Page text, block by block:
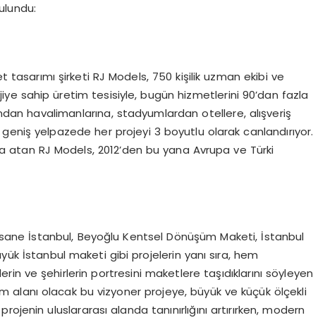
tasarımı şirketi RJ Models, 750 kişilik uzman ekibi ve
sahip üretim tesisiyle, bugün hizmetlerini 90’dan fazla
havalimanlarına, stadyumlardan otellere, alışveriş
yelpazede her projeyi 3 boyutlu olarak canlandırıyor.
RJ Models, 2012’den bu yana Avrupa ve Türki
İstanbul, Beyoğlu Kentsel Dönüşüm Maketi, İstanbul
İstanbul maketi gibi projelerin yanı sıra, hem
ve şehirlerin portresini maketlere taşıdıklarını söyleyen
alanı olacak bu vizyoner projeye, büyük ve küçük ölçekli
uluslararası alanda tanınırlığını artırırken, modern